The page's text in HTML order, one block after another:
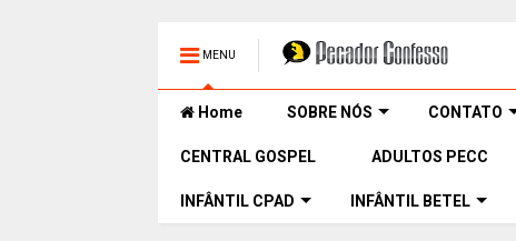
MENU
Home SOBRE NÓS CONTATO
CENTRAL GOSPEL ADULTOS PECC
INFÂNTIL CPAD INFÂNTIL BETEL